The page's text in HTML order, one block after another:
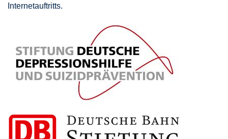
Internetauftritts.